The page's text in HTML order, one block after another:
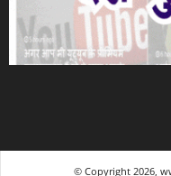
© Copyright 2026,